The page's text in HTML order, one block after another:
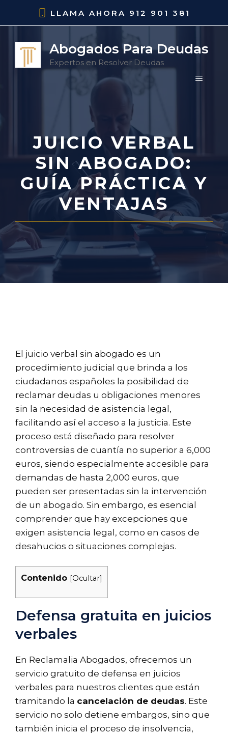
LLAMA AHORA 912 901 381
Abogados Para Deudas
Expertos en Resolver Deudas
MENÚ
JUICIO VERBAL
SIN ABOGADO:
GUÍA PRÁCTICA Y
VENTAJAS
El juicio verbal sin abogado es un
procedimiento judicial que brinda a los
ciudadanos españoles la posibilidad de
reclamar deudas u obligaciones menores
sin la necesidad de asistencia legal,
facilitando así el acceso a la justicia. Este
proceso está diseñado para resolver
controversias de cuantía no superior a 6,000
euros, siendo especialmente accesible para
demandas de hasta 2,000 euros, que
pueden ser presentadas sin la intervención
de un abogado. Sin embargo, es esencial
comprender que hay excepciones que
exigen asistencia legal, como en casos de
desahucios o situaciones complejas.
Contenido [Ocultar]
Defensa gratuita en juicios
verbales
En Reclamalia Abogados, ofrecemos un
servicio gratuito de defensa en juicios
verbales para nuestros clientes que están
tramitando la cancelación de deudas. Este
servicio no solo detiene embargos, sino que
también inicia el proceso de insolvencia,